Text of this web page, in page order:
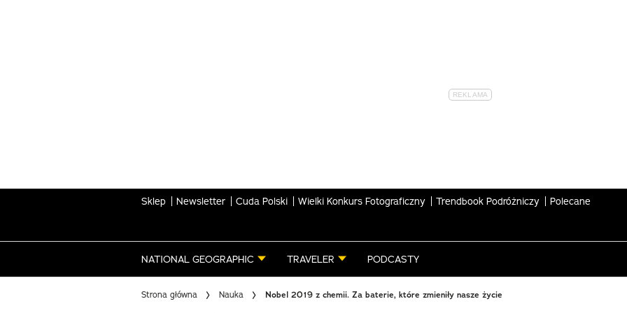
Sklep Newsletter Cuda Polski Wielki Konkurs Fotograficzny Trendbook Podróżniczy Polecane
NATIONAL GEOGRAPHIC TRAVELER PODCASTY
Strona główna Nauka Nobel 2019 z chemii. Za baterie, które zmieniły nasze życie